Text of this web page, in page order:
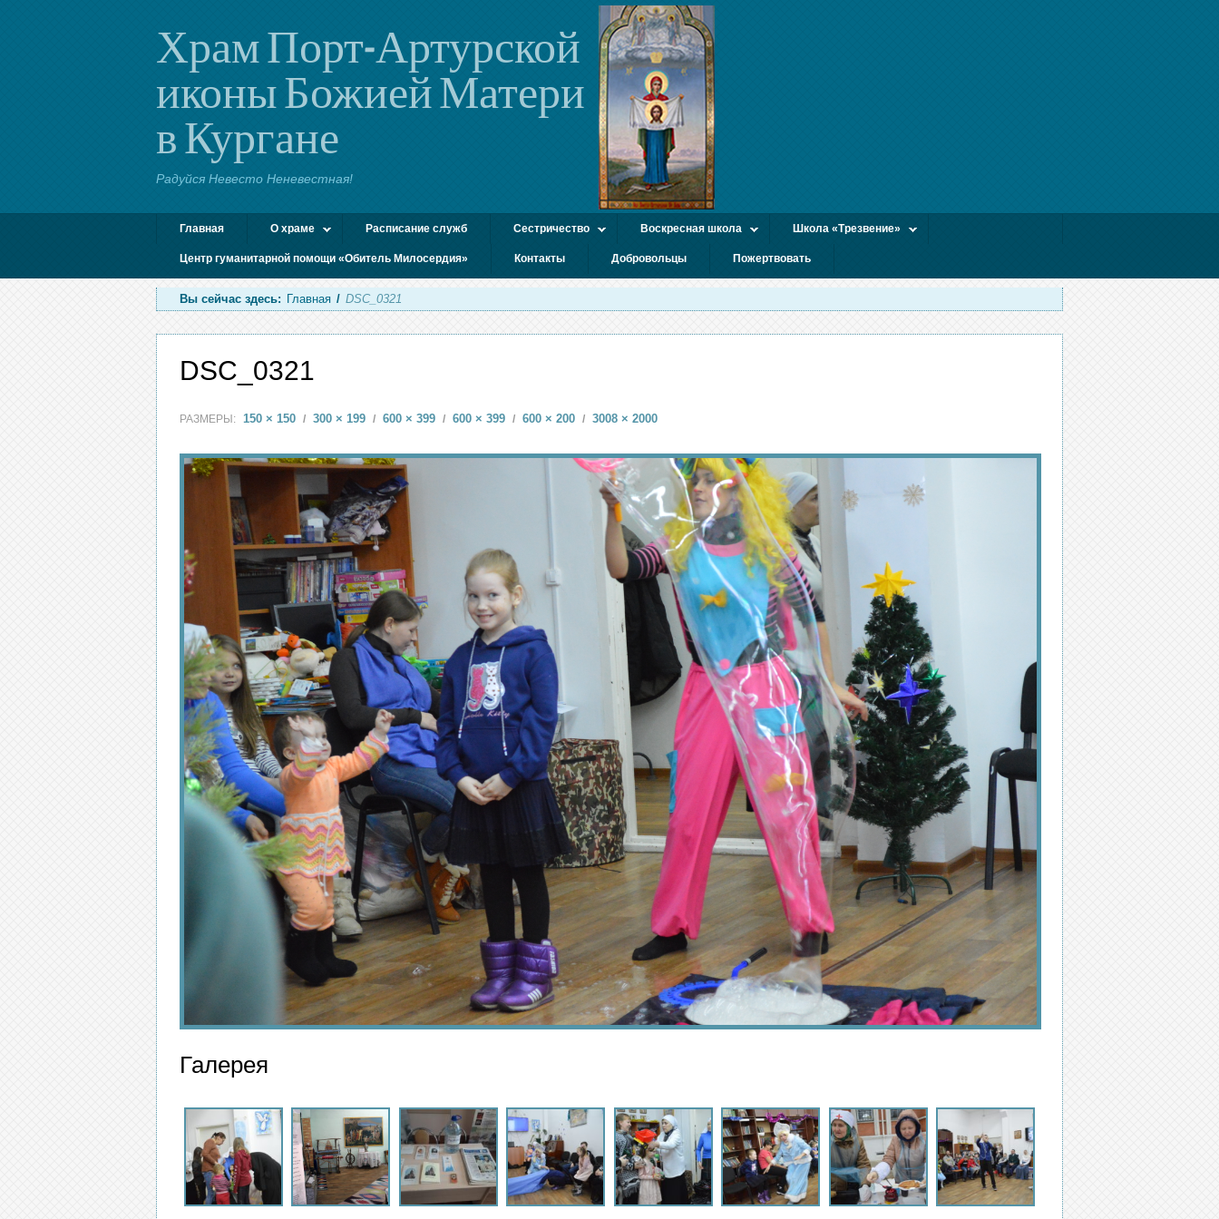
Храм Порт-Артурской
иконы Божией Матери
в Кургане
Радуйся Невесто Неневестная!
Главная О храме Расписание служб Сестричество Воскресная школа Школа «Трезвение»
Центр гуманитарной помощи «Обитель Милосердия» Контакты Добровольцы Пожертвовать
Вы сейчас здесь: Главная / DSC_0321
DSC_0321
РАЗМЕРЫ: 150 × 150 / 300 × 199 / 600 × 399 / 600 × 399 / 600 × 200 / 3008 × 2000
Галерея